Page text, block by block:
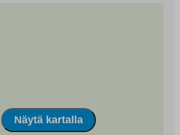
Näytä kartalla